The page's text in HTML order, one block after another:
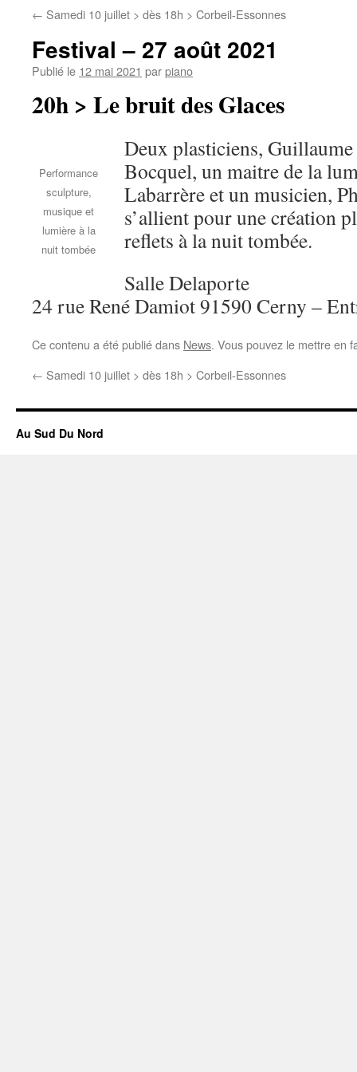
← Samedi 10 juillet > dès 18h > Corbeil-Essonnes
Festival – 27 août 2021
Publié le 12 mai 2021 parpiano
20h > Le bruit des Glaces
Performance
sculpture,
musique et
lumière à la
nuit tombée
Deux plasticiens,
Bocquel, un maitre de la
Labarrère et un musicien,
s’allient pour une création
reflets à la nuit tombée.
Salle Delaporte
24 rue René Damiot 91590 Cerny –
Ce contenu a été publié dans News. Vous pouvez le mettre en
← Samedi 10 juillet > dès 18h > Corbeil-Essonnes
Au Sud Du Nord